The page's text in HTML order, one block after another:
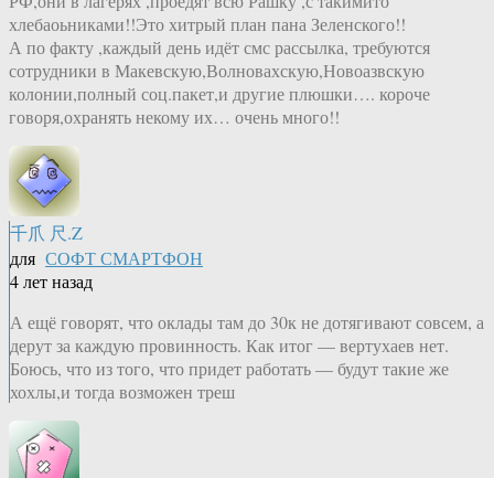
хлебаоьниками!!Это хитрый план пана Зеленского!!
А по факту ,каждый день идёт смс рассылка, требуются
сотрудники в Макевскую,Волновахскую,Новоазвскую
колонии,полный соц.пакет,и другие плюшки…. короче
говоря,охранять некому их… очень много!!
千爪 尺.Z
для СОФТ СМАРТФОН
4 лет назад
А ещё говорят, что оклады там до 30к не дотягивают совсем, а
дерут за каждую провинность. Как итог — вертухаев нет.
Боюсь, что из того, что придет работать — будут такие же
хохлы,и тогда возможен треш